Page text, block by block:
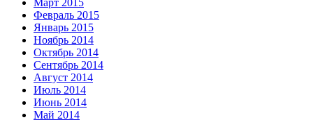
Февраль 2015
Январь 2015
Ноябрь 2014
Октябрь 2014
Сентябрь 2014
Август 2014
Июль 2014
Июнь 2014
Май 2014